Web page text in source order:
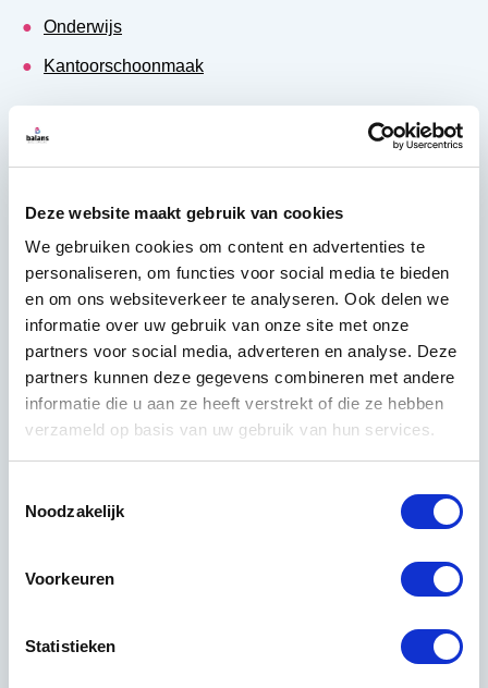
Deze website maakt gebruik van cookies
We gebruiken cookies om content en advertenties te
personaliseren, om functies voor social media te bieden
en om ons websiteverkeer te analyseren. Ook delen we
informatie over uw gebruik van onze site met onze
partners voor social media, adverteren en analyse. Deze
partners kunnen deze gegevens combineren met andere
informatie die u aan ze heeft verstrekt of die ze hebben
verzameld op basis van uw gebruik van hun services.
Noodzakelijk
Voorkeuren
Statistieken
Onderwijs
Kantoorschoonmaak
van jouw vloer gebruik kunt maken. Bij vloeronderhoud
werken wij enkel met de beste middelen en materialen
met milieuvriendelijke schoonmaakproducten. Hierdoor
duurzaam vloeronderhoud en hoge kwaliteit ben je bij